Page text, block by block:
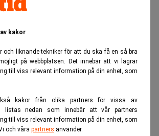
kakor
och liknande tekniker för att du ska få en så bra
på webbplatsen. Det innebär att vi lagrar
till viss relevant information på din enhet, som
kakor från olika partners för vissa av
listas nedan som innebär att vår partners
till viss relevant information på din enhet, som
och våra partners använder.
det brutna räkenskapsårets tredje
i dag. Vinsten väntas landa på runt 4,5
med 3,8 miljarder för
förra året. Och lönsamheten mätt som
stiga från 59,2 procent till 60,4
är om H & M når upp till
en försäljning på knappt 12 procent i